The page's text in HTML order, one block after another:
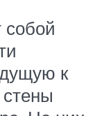
к